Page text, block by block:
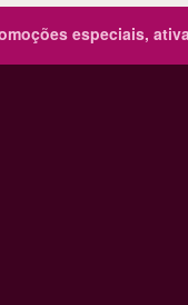
especiais,